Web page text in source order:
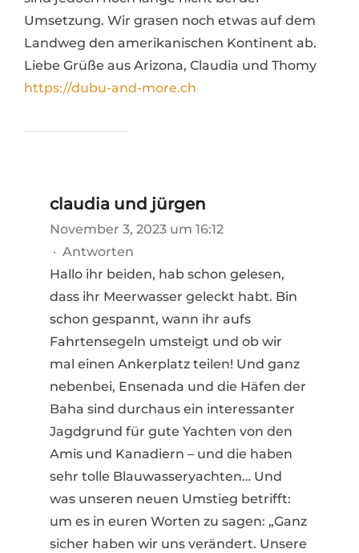
Umsetzung. Wir grasen noch etwas auf dem
Landweg den amerikanischen Kontinent ab.
Liebe Grüße aus Arizona, Claudia und Thomy
https://dubu-and-more.ch
claudia und jürgen
November 3, 2023 um 16:12
· Antworten
Hallo ihr beiden, hab schon gelesen,
dass ihr Meerwasser geleckt habt. Bin
schon gespannt, wann ihr aufs
Fahrtensegeln umsteigt und ob wir
mal einen Ankerplatz teilen! Und ganz
nebenbei, Ensenada und die Häfen der
Baha sind durchaus ein interessanter
Jagdgrund für gute Yachten von den
Amis und Kanadiern – und die haben
sehr tolle Blauwasseryachten… Und
was unseren neuen Umstieg betrifft:
um es in euren Worten zu sagen: „Ganz
sicher haben wir uns verändert. Unsere